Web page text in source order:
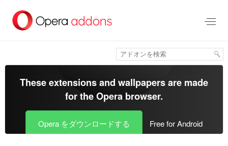
メ
ツ
These extensions and wallpapers are made
for theOpera browser.
Opera をダウンロードする Free for Android